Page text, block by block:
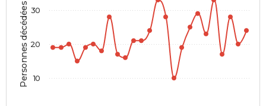
Personnes décédées 10
20
30